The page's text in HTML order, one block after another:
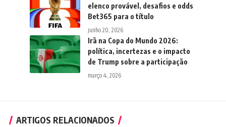
elenco provável, desafios e odds
Bet365 para o título
junho 20, 2026
Irã na Copa do Mundo 2026:
política, incertezas e o impacto
de Trump sobre a participação
março 4, 2026
ARTIGOS RELACIONADOS